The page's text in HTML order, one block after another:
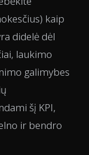
kaip
didelė dėl
laukimo
galimybes
šį KPI,
ir bendro